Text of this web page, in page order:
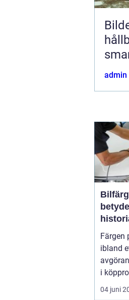
admin
Färgen
ibland
i
men
04 juni